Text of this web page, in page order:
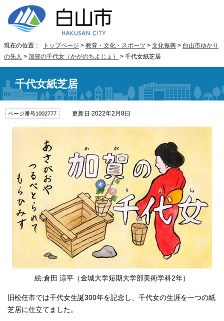
現在の位置： トップページ > 教育・文化・スポーツ > 文化振興 > 白山市ゆかり
の先人 > 加賀の千代女（かがのちよじょ） > 千代女紙芝居
千代女紙芝居
ページ番号1002777 更新日 2022年2月8日
絵:倉田 涼平（金城大学短期大学部美術学科2年）
旧松任市では千代女生誕300年を記念し、千代女の生涯を一つの紙
芝居に仕立てました。